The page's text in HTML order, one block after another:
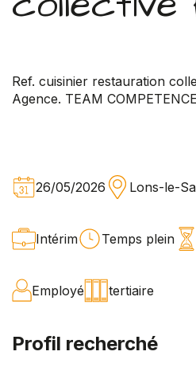
Ref. cuisinier restauration
Agence. TEAM
26/05/2026 Lons-le-
Intérim Temps plein
Employé tertiaire
Profil recherché